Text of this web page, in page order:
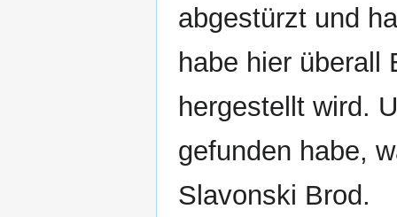
abgestürzt und
habe hier überall
hergestellt wird.
gefunden habe,
Slavonski Brod.